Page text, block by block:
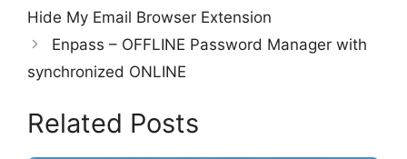
Hide My Email Browser Extension
Enpass – OFFLINE Password Manager with
synchronized ONLINE
Related Posts